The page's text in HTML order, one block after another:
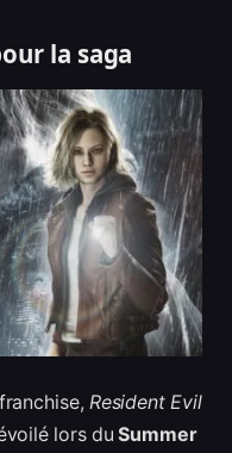
la saga
Resident Evil
lors duSummer